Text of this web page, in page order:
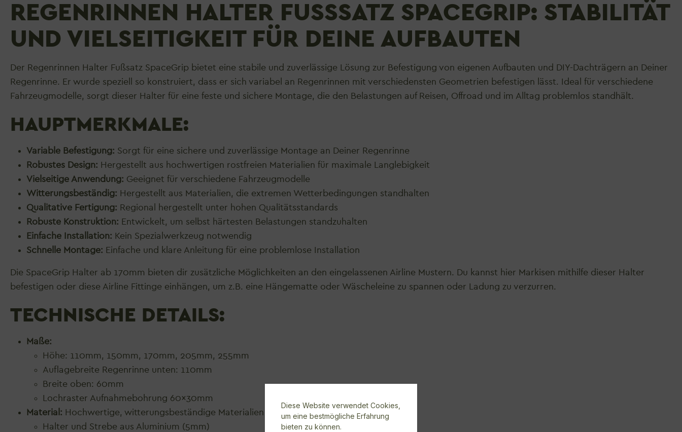
REGENRINNEN HALTER FUSSSATZ SPACEGRIP: STABILITÄT U
ND VIELSEITIGKEIT FÜR DEINE AUFBAUTEN
Der Regenrinnen Halter Fußsatz SpaceGrip bietet eine stabile und zuverlässige Lösung zur Befestigung von eigenen Aufbauten und DIY-Dachträgern an Deiner
Regenrinne. Er wurde speziell so konstruiert, dass er sich variabel an Regenrinnen mit verschiedensten Geometrien befestigen lässt. Ideal für verschiedene
Fahrzeugmodelle, sorgt dieser Halter für eine feste und sichere Montage, die den Belastungen auf Reisen, Offroad und im Alltag problemlos standhält.
HAUPTMERKMALE:
Variable Befestigung: Sorgt für eine sichere und zuverlässige Montage an Deiner Regenrinne
Robustes Design: Hergestellt aus hochwertigen rostfreien Materialien für maximale Langlebigkeit
Vielseitige Anwendung: Geeignet für verschiedene Fahrzeugmodelle
Witterungsbeständig: Hergestellt aus Materialien, die extremen Wetterbedingungen standhalten
Qualitative Fertigung: Regional hergestellt unter hohen Qualitätsstandards
Robuste Konstruktion: Entwickelt, um selbst härtesten Belastungen standzuhalten
Einfache Installation: Kein Spezialwerkzeug notwendig
Schnelle Montage: Einfache und klare Anleitung für eine problemlose Installation
Die SpaceGrip Halter ab 170mm bieten dir zusätzliche Möglichkeiten an den eingelassenen Airline Mustern. Du kannst hier Markisen mithilfe dieser Halter
befestigen oder diese Airline Fittinge einhängen, um z.B. eine Hängematte oder Wäscheleine zu spannen oder Ladung zu verzurren.
TECHNISCHE DETAILS:
Maße:
Höhe: 110mm, 150mm, 170mm, 205mm, 255mm
Auflagebreite Regenrinne unten: 110mm
Breite oben: 60mm
Lochraster Aufnahmebohrung 60x30mm
Material: Hochwertige, witterungsbeständige Materialien
Halter und Strebe aus Aluminium (5mm)
Diese Website verwendet Cookies,
um eine bestmögliche Erfahrung
bieten zu können.